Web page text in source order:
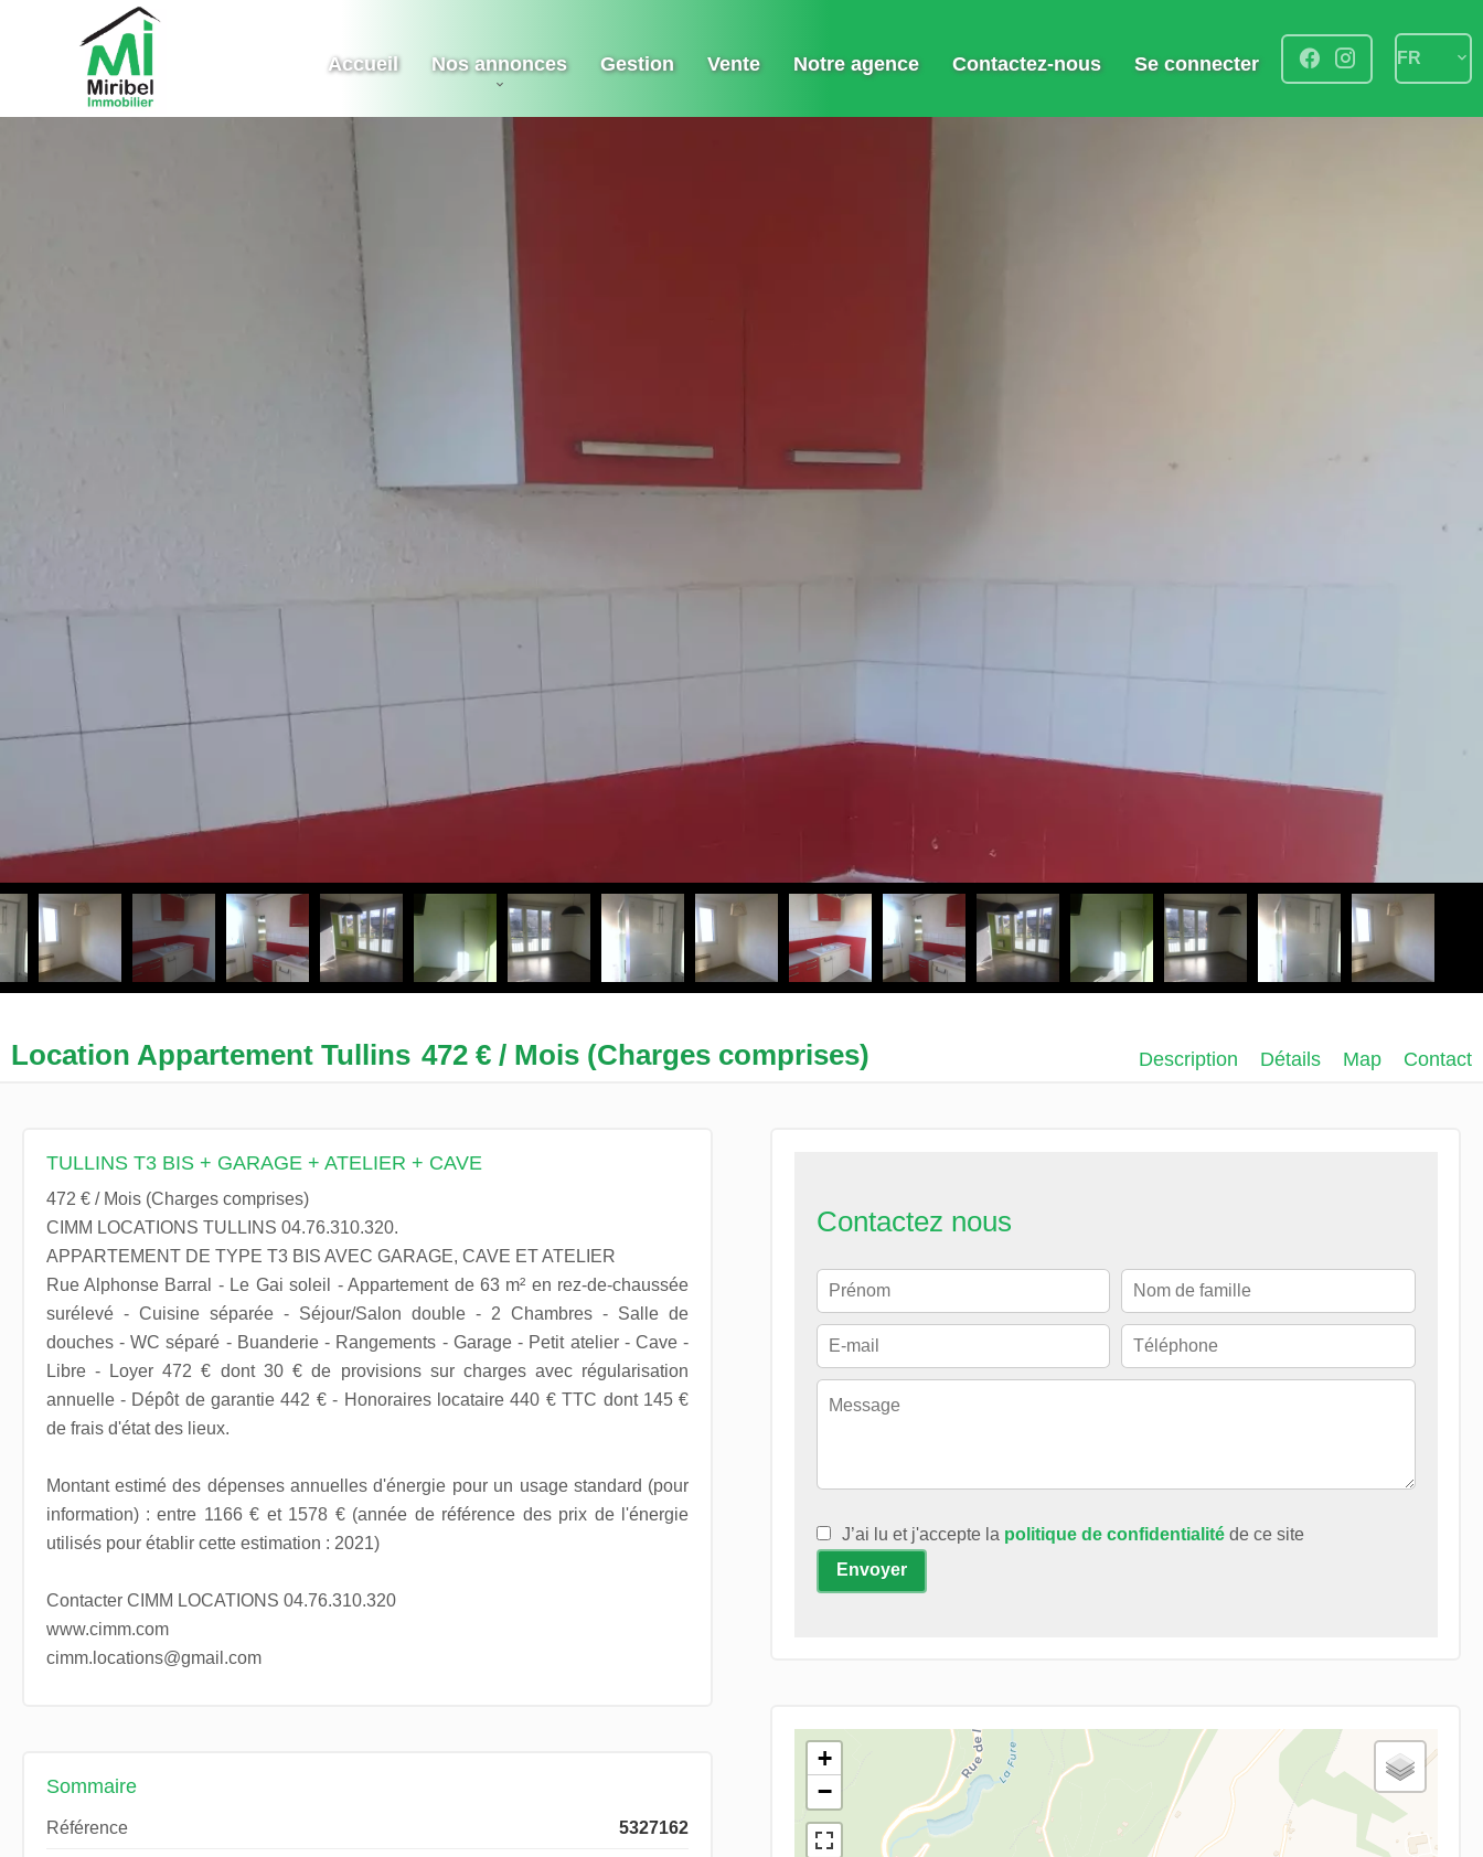
Accueil Nos annonces Gestion Vente Notre agence Contactez-nous Se connecter FR
Location Appartement Tullins 472 € / Mois (Charges comprises) Description Détails Map Contact
TULLINS T3 BIS + GARAGE + ATELIER + CAVE
472 € / Mois (Charges comprises)
CIMM LOCATIONS TULLINS 04.76.310.320.
APPARTEMENT DE TYPE T3 BIS AVEC GARAGE, CAVE ET ATELIER
Rue Alphonse Barral - Le Gai soleil - Appartement de 63 m² en rez-de-chaussée
surélevé - Cuisine séparée - Séjour/Salon double - 2 Chambres - Salle de
douches - WC séparé - Buanderie - Rangements - Garage - Petit atelier - Cave -
Libre - Loyer 472 € dont 30 € de provisions sur charges avec régularisation
annuelle - Dépôt de garantie 442 € - Honoraires locataire 440 € TTC dont 145 €
de frais d'état des lieux.
Montant estimé des dépenses annuelles d'énergie pour un usage standard (pour
information) : entre 1166 € et 1578 € (année de référence des prix de l'énergie
utilisés pour établir cette estimation : 2021)
Contacter CIMM LOCATIONS 04.76.310.320
www.cimm.com
cimm.locations@gmail.com
Sommaire
Référence 5327162
Contactez nous
J’ai lu et j'accepte la politique de confidentialitéde ce site
Envoyer
+
−